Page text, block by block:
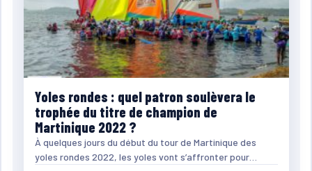
Yoles rondes : quel patron soulèvera le
trophée du titre de champion de
Martinique 2022 ?
À quelques jours du début du tour de Martinique des
yoles rondes 2022, les yoles vont s’affronter pour…